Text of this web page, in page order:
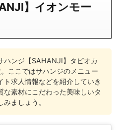
】イオンモー
ハンジ【SAHANJI】タピオカ
ここではサハンジのメニュー
ト求人情報などを紹介していき
な素材にこだわった美味しいタ
ましょう。